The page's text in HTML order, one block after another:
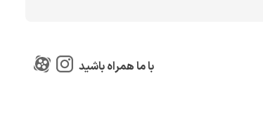
با ما همراه باشید